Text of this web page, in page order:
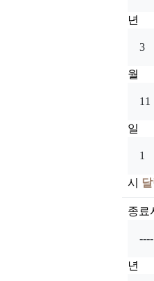
년
월
일
시
종료
년